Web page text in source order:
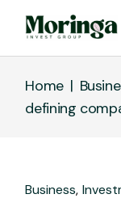
Home
defining
Business